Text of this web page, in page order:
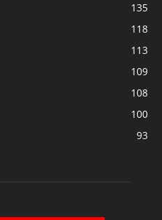
135
118
113
109
108
100
93